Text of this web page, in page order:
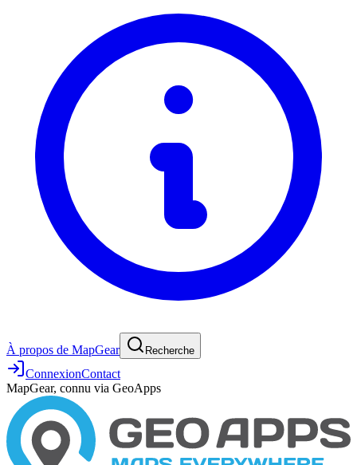
À propos de MapGear Recherche
ConnexionContact
MapGear, connu via GeoApps